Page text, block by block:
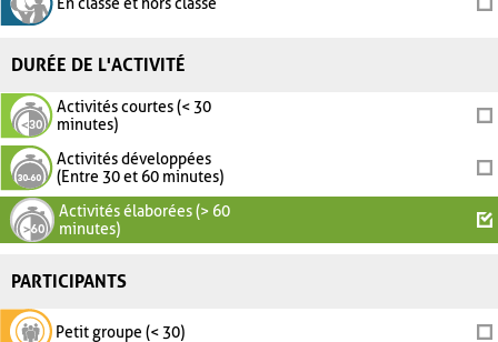
DURÉE DE L'ACTIVITÉ
Activités courtes (< 30
minutes)
Activités développées
(Entre 30 et 60 minutes)
Activités élaborées (> 60
minutes)
PARTICIPANTS
Petit groupe (< 30)